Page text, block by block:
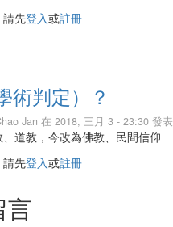
請先登入或註冊
術判定）？
Jan 在 2018, 三月 3 - 23:30 發表
、道教，今改為佛教、民間信仰
請先登入或註冊
言